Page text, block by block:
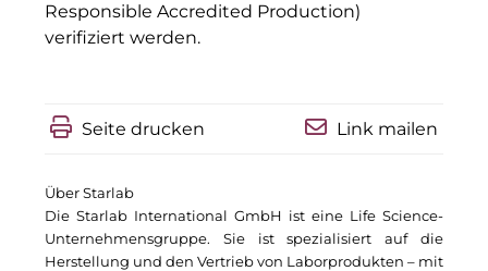
Pride SKIN
Accumulata Operations (AOP)
AIM
Responsible Accredited Production)
verifiziert werden.
Seite drucken Link mailen
Über Starlab
Die Starlab International GmbH ist eine Life Science-
Unternehmensgruppe. Sie ist spezialisiert auf die
Herstellung und den Vertrieb von Laborprodukten – mit